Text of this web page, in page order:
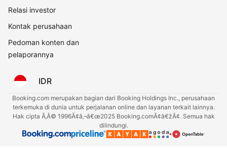
Relasi investor
Kontak perusahaan
Pedoman konten dan
pelaporannya
IDR
Booking.com merupakan bagian dari Booking Holdings Inc., perusahaan
terkemuka di dunia untuk perjalanan online dan layanan terkait lainnya.
Hak cipta Ã‚Â© 1996Ã¢â‚¬â€œ2025 Booking.comÃ¢â€žÂ¢. Semua hak
dilindungi.